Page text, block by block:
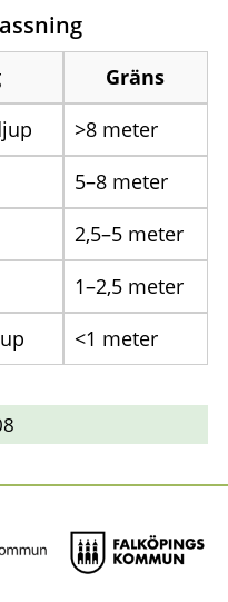
Gräns
>8 meter
5–8 meter
2,5–5 meter
1–2,5 meter
<1 meter